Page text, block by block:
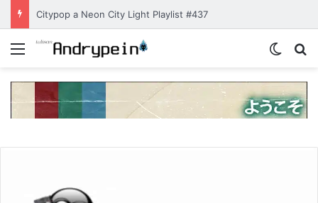
Citypop a Neon City Light Playlist #437
Menu